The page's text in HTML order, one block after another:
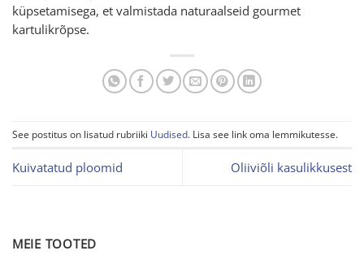
küpsetamisega, et valmistada naturaalseid gourmet
kartulikrõpse.
See postitus on lisatud rubriiki Uudised. Lisa see link oma lemmikutesse.
Kuivatatud ploomid Oliiviõli kasulikkusest
MEIE TOOTED